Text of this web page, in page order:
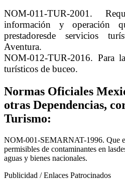
NOM-011-TUR-2001.
información y operación
prestadoresde servicios
Aventura.
NOM-012-TUR-2016. Para
turísticos de buceo.
Normas Oficiales
otras Dependencias,
Turismo:
NOM-001-SEMARNAT-1996. Que
permisibles de contaminantes en
aguas y bienes nacionales.
Publicidad / Enlaces Patrocinados